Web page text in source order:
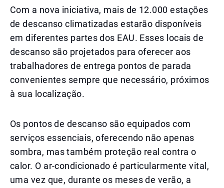
Com a nova iniciativa, mais de 12.000 estações
de descanso climatizadas estarão disponíveis
em diferentes partes dos EAU. Esses locais de
descanso são projetados para oferecer aos
trabalhadores de entrega pontos de parada
convenientes sempre que necessário, próximos
à sua localização.
Os pontos de descanso são equipados com
serviços essenciais, oferecendo não apenas
sombra, mas também proteção real contra o
calor. O ar-condicionado é particularmente vital,
uma vez que, durante os meses de verão, a